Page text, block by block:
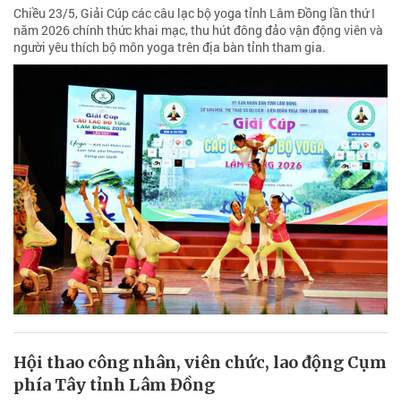
Chiều 23/5, Giải Cúp các câu lạc bộ yoga tỉnh Lâm Đồng lần thứ I
năm 2026 chính thức khai mạc, thu hút đông đảo vận động viên và
người yêu thích bộ môn yoga trên địa bàn tỉnh tham gia.
Hội thao công nhân, viên chức, lao động Cụm
phía Tây tỉnh Lâm Đồng